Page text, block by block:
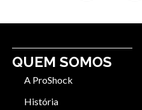
QUEM SOMOS
A ProShock
História